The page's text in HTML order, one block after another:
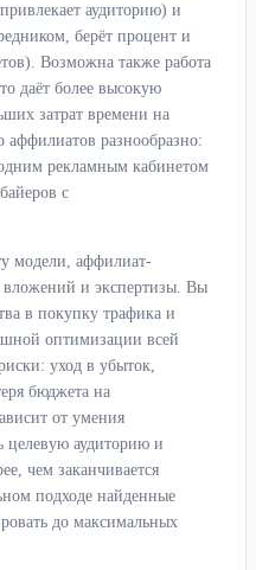
аудиторию) и
берёт процент и
Возможна также работа
даёт более высокую
затрат времени на
разнообразно:
рекламным кабинетом
с
модели, аффилиат-
вложений и экспертизы. Вы
в покупку трафика и
оптимизации всей
уход в убыток,
бюджета на
от умения
целевую аудиторию и
чем заканчивается
подходе найденные
до максимальных